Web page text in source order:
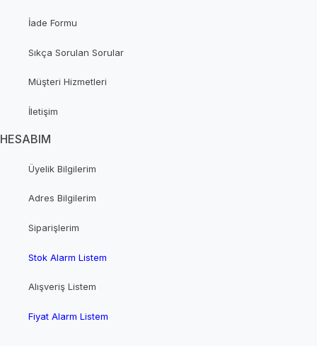
İade Formu
Sıkça Sorulan Sorular
Müşteri Hizmetleri
İletişim
HESABIM
Üyelik Bilgilerim
Adres Bilgilerim
Siparişlerim
Stok Alarm Listem
Alışveriş Listem
Fiyat Alarm Listem